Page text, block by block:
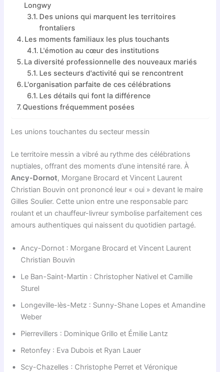
Longwy
Des unions qui marquent les territoires
frontaliers
Les moments familiaux les plus touchants
L'émotion au cœur des institutions
La diversité professionnelle des nouveaux mariés
Les secteurs d'activité qui se rencontrent
L'organisation parfaite de ces célébrations
Les détails qui font la différence
Questions fréquemment posées
Les unions touchantes du secteur messin
Le territoire messin a vibré au rythme des célébrations
nuptiales, offrant des moments d’une intensité rare. À
Ancy-Dornot, Morgane Brocard et Vincent Laurent
Christian Bouvin ont prononcé leur « oui » devant le maire
Gilles Soulier. Cette union entre une responsable parc
roulant et un chauffeur-livreur symbolise parfaitement ces
amours authentiques qui naissent du quotidien partagé.
Ancy-Dornot : Morgane Brocard et Vincent Laurent
Christian Bouvin
Le Ban-Saint-Martin : Christopher Nativel et Camille
Sturel
Longeville-lès-Metz : Sunny-Shane Lopes et Amandine
Weber
Pierrevillers : Dominique Grillo et Émilie Lantz
Retonfey : Eva Dubois et Ryan Lauer
Scy-Chazelles : Christophe Perret et Véronique